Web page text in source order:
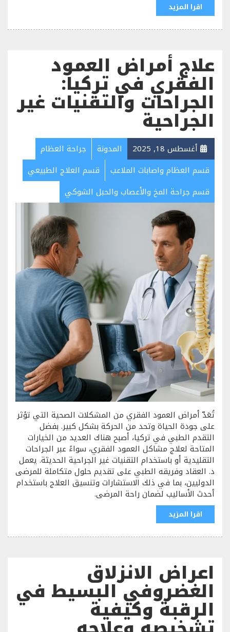
اقرا المزيد
علاج أمراض العمود
الفقري في تركيا:
الجراحات والتقنيات غير
الجراحية
أغسطس 18, 2025 المدونة
جراحة العظام
قسم العظام واصابات الملاعب
قسم العلاج الطبيعي
قسم جراحة المخ والأعصاب والحبل الشوكي
تُعَدّ أمراض العمود الفقري من المشكلات الصحية التي تؤثر
على جودة الحياة وتحد من الحركة بشكل كبير. بفضل
التقدم الطبي في تركيا، أصبح هناك العديد من الخيارات
المتاحة لعلاج مشاكل العمود الفقري، سواءً عبر الجراحات
التقليدية أو باستخدام التقنيات غير الجراحية الحديثة. يعمل
د. العقاد وفريقه الطبي على تقديم حلول متكاملة للمرضى
الدوليين، بما في ذلك الاستشارات وتنسيق العلاج باستخدام
أحدث الأساليب لضمان راحة المرضى.
اقرا المزيد
اعراض الانزلاق
الغضروفي البسيط في
الرقبة وكيفية